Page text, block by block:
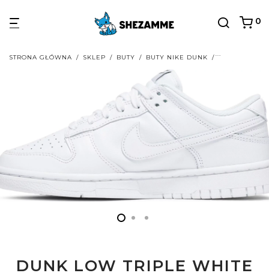
0
STRONA GŁÓWNA / SKLEP / BUTY / BUTY NIKE DUNK / BUTY NIKE
DUNK LOW TRIPLE WHITE